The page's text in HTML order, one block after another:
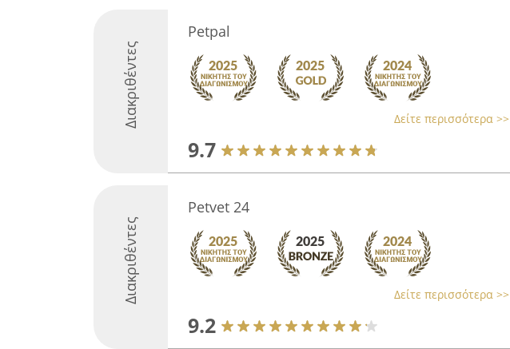
Διακριθέντες
Petpal
Δείτε περισσότερα >>
9.7
Διακριθέντες
Petvet 24
Δείτε περισσότερα >>
9.2